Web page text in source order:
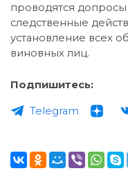
проводятся
следственные
установление всех
виновных лиц.
Подпишитесь:
Telegram